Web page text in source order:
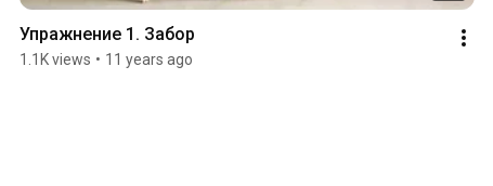
Упражнение 1. Забор
1.1K views • 11 years ago